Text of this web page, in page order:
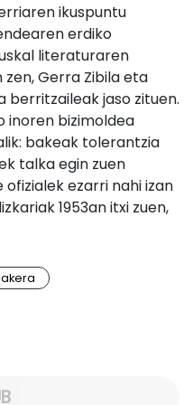
ikuspuntu
erdiko
literaturaren
Gerra Zibila eta
berritzaileak jaso zituen.
inoren bizimoldea
bakeak tolerantzia
talka egin zuen
ezarri nahi izan
1953an itxi zuen,